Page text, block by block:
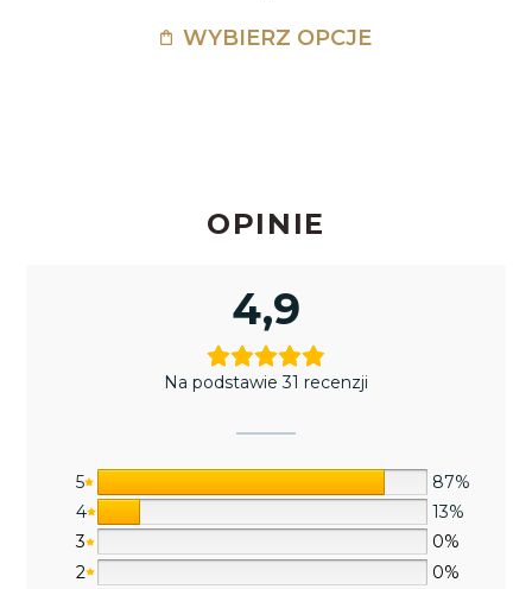
WYBIERZ OPCJE
OPINIE
4,9
Na podstawie 31 recenzji
5
87%
4
13%
3
0%
2
0%